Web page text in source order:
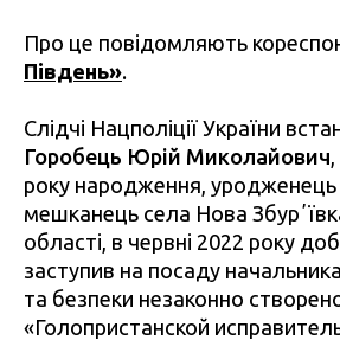
Про це повідомляють
Південь».
Слідчі Нацполіції України
Горобець Юрій Миколайович
року народження, уродженець
мешканець села Нова
області, в червні 2022 року
заступив на посаду
та безпеки незаконно
«Голопристанской